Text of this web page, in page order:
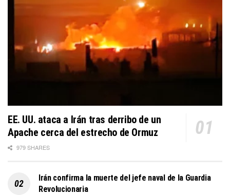
EE. UU. ataca a Irán tras derribo de un
Apache cerca del estrecho de Ormuz
979 SHARES
Irán confirma la muerte del jefe naval de la Guardia
Revolucionaria